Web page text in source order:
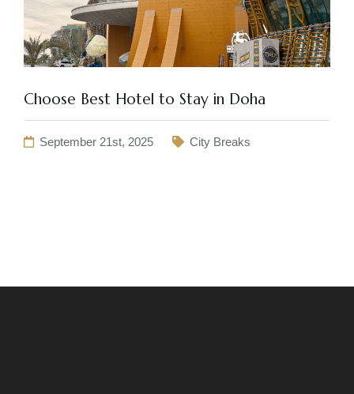
Choose Best Hotel to Stay in Doha
September 21st, 2025 City Breaks